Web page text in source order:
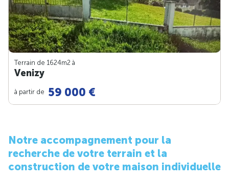
Terrain de 1624m2 à
Venizy
à partir de 59 000 €
Notre accompagnement pour la
recherche de votre terrain et la
construction de votre maison individuelle